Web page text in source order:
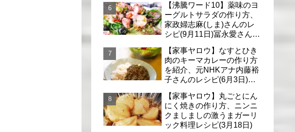
【沸騰ワード10】薬味のヨ
ーグルトサラダの作り方、
家政婦志麻(しま)さんのレ
シピ(9月11日)冨永愛さん＆
【家事ヤロウ】なすとひき
肉のキーマカレーの作り方
を紹介、元NHKアナ内藤裕
子さんのレシピ(6月3日)リ
【家事ヤロウ】丸ごとにん
にく焼きの作り方、ニンニ
クましましの激うまガーリ
ック料理レシピ(3月18日)